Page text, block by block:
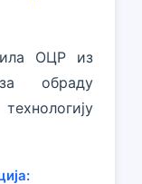
ОЦР из
обраду